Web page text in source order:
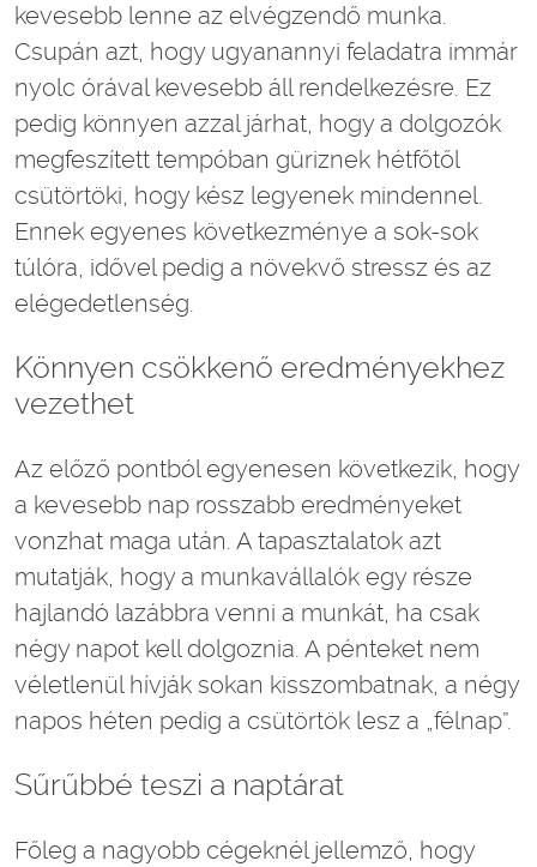
kevesebb lenne az elvégzendő munka.
Csupán azt, hogy ugyanannyi feladatra immár
nyolc órával kevesebb áll rendelkezésre. Ez
pedig könnyen azzal járhat, hogy a dolgozók
megfeszített tempóban güriznek hétfőtől
csütörtöki, hogy kész legyenek mindennel.
Ennek egyenes következménye a sok-sok
túlóra, idővel pedig a növekvő stressz és az
elégedetlenség.
Könnyen csökkenő eredményekhez
vezethet
Az előző pontból egyenesen következik, hogy
a kevesebb nap rosszabb eredményeket
vonzhat maga után. A tapasztalatok azt
mutatják, hogy a munkavállalók egy része
hajlandó lazábbra venni a munkát, ha csak
négy napot kell dolgoznia. A pénteket nem
véletlenül hívják sokan kisszombatnak, a négy
napos héten pedig a csütörtök lesz a „félnap”.
Sűrűbbé teszi a naptárat
Főleg a nagyobb cégeknél jellemző, hogy